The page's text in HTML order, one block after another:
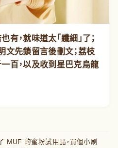
，就味道太「纖細」了；
文先鎖留言後刪文；荔枝
百，以及收到星巴克烏龍
MUF 的蜜粉試用品，買個小刷